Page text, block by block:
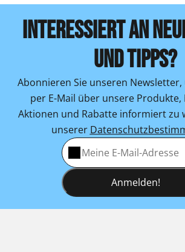
INTERESSIERT AN
UND TIPPS?
Abonnieren Sie unseren
per E-Mail über unsere Produkte,
Aktionen und Rabatte informiert zu
unserer
Anmelden!